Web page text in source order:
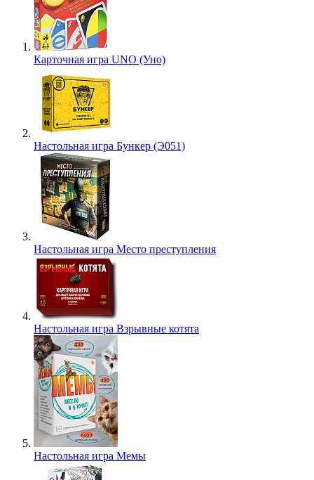
Карточная игра UNO (Уно)
Настольная игра Бункер (Э051)
Настольная игра Место преступления
Настольная игра Взрывные котята
Настольная игра Мемы